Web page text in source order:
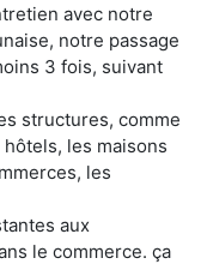
avec notre
notre passage
3 fois, suivant
structures, comme
les maisons
les
aux
le commerce. ça